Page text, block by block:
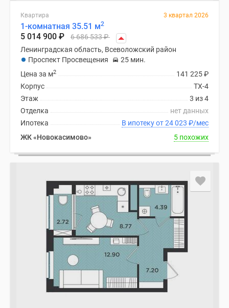
Квартира 3 квартал 2026
1-комнатная 35.51 м2
5 014 900 ₽ 6 686 533₽
Ленинградская область, Всеволожский район
Проспект Просвещения
25 мин.
141 225₽
Цена за м2
ТХ-4
Корпус
3 из 4
Этаж
нет данных
Отделка
В ипотеку от 24 023 ₽/мес
Ипотека
ЖК «Новокасимово»
5 похожих